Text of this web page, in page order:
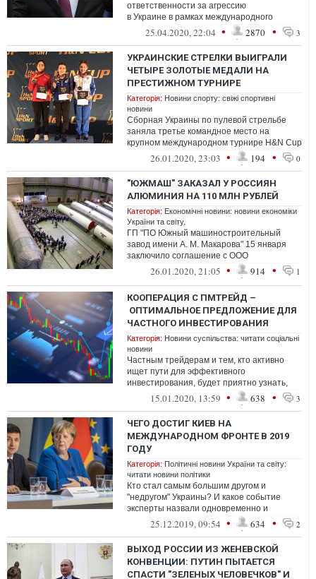
ответственности за агрессию
в Украине в рамках международного
уголовного права.
25.04.2020, 22:04 • 2870 • 3
УКРАИНСКИЕ СТРЕЛКИ ВЫИГРАЛИ
ЧЕТЫРЕ ЗОЛОТЫЕ МЕДАЛИ НА
ПРЕСТИЖНОМ ТУРНИРЕ
Категорія: Новини спорту: свіжі спортивні
новини
Сборная Украины по пулевой стрельбе
заняла третье командное место на
крупном международном турнире H&N Cup
2020 в Мюнхене. При этом наши стрелки
26.01.2020, 23:03 • 194 • 0
"ЮЖМАШ" ЗАКАЗАЛ У РОССИЯН
АЛЮМИНИЯ НА 110 МЛН РУБЛЕЙ
Категорія: Економічні новини: новини економіки
України та світу.
ГП "ПО Южный машиностроительный
завод имени А. М. Макарова" 15 января
заключило соглашение с ООО
"Промышленное обеспечение "Альфа-
Металл"(Россия) о по...
26.01.2020, 21:05 • 914 • 1
КООПЕРАЦИЯ С ПМТРЕЙД –
ОПТИМАЛЬНОЕ ПРЕДЛОЖЕНИЕ ДЛЯ
ЧАСТНОГО ИНВЕСТИРОВАНИЯ
Категорія: Новини суспільства: читати соціальні
новини
Частным трейдерам и тем, кто активно
ищет пути для эффективного
инвестирования, будет приятно узнать,
что теперь в Украине есть сервис,
предоставляющи...
15.01.2020, 13:59 • 638 • 3
ЧЕГО ДОСТИГ КИЕВ НА
МЕЖДУНАРОДНОМ ФРОНТЕ В 2019
ГОДУ
Категорія: Політичні новини України та світу:
читати новини політики
Кто стал самым большим другом и
"недругом" Украины? И какое событие
эксперты назвали одновременно и
поражением, и успехом украинской
внешней политики?...
25.12.2019, 09:54 • 634 • 2
ВЫХОД РОССИИ ИЗ ЖЕНЕВСКОЙ
КОНВЕНЦИИ: ПУТИН ПЫТАЕТСЯ
СПАСТИ "ЗЕЛЕНЫХ ЧЕЛОВЕЧКОВ" И